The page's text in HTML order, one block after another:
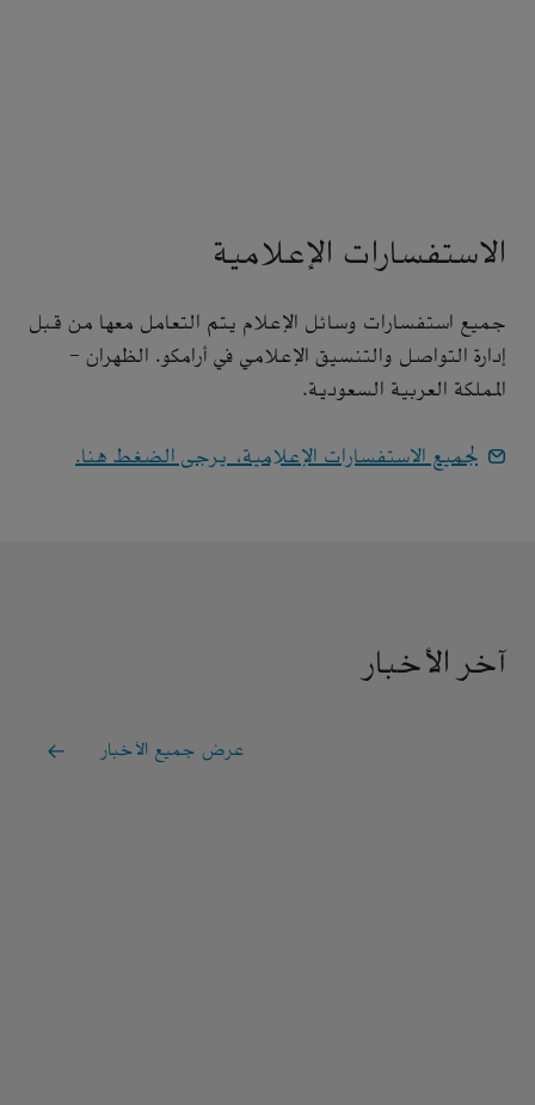
الاستفسارات الإعلامية
جميع استفسارات وسائل الإعلام يتم التعامل معها من قبل
إدارة التواصل والتنسيق الإعلامي في أرامكو. الظهران -
المملكة العربية السعودية.
لجميع الاستفسارات الإعلامية، يرجى الضغط هنا.
آخر الأخبار
عرض جميع الأخبار